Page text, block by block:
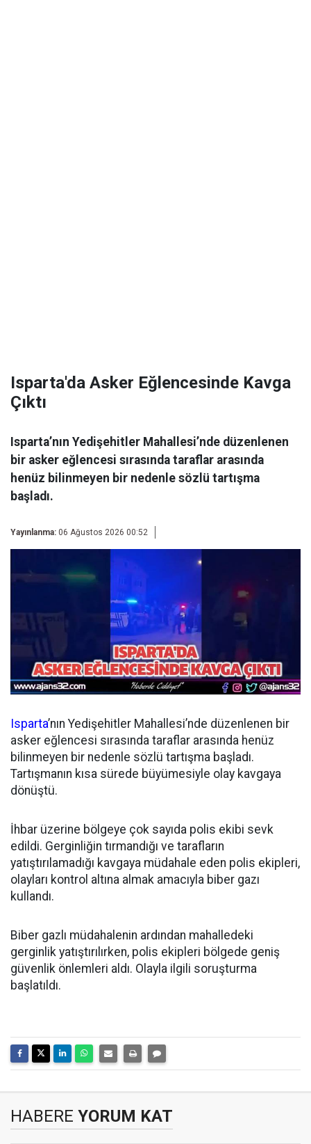
Isparta'da Asker Eğlencesinde Kavga
Çıktı
Isparta’nın Yedişehitler Mahallesi’nde düzenlenen
bir asker eğlencesi sırasında taraflar arasında
henüz bilinmeyen bir nedenle sözlü tartışma
başladı.
Yayınlanma: 06 Ağustos 2026 00:52
Isparta’nın Yedişehitler Mahallesi’nde düzenlenen bir
asker eğlencesi sırasında taraflar arasında henüz
bilinmeyen bir nedenle sözlü tartışma başladı.
Tartışmanın kısa sürede büyümesiyle olay kavgaya
dönüştü.
İhbar üzerine bölgeye çok sayıda polis ekibi sevk
edildi. Gerginliğin tırmandığı ve tarafların
yatıştırılamadığı kavgaya müdahale eden polis ekipleri,
olayları kontrol altına almak amacıyla biber gazı
kullandı.
Biber gazlı müdahalenin ardından mahalledeki
gerginlik yatıştırılırken, polis ekipleri bölgede geniş
güvenlik önlemleri aldı. Olayla ilgili soruşturma
başlatıldı.
HABERE YORUM KAT